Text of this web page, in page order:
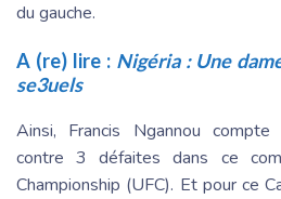
du gauche.
A (re) lire : Nigéria : Une
se3uels
Ainsi, Francis Ngannou
contre 3 défaites dans ce
Championship (UFC). Et pour ce